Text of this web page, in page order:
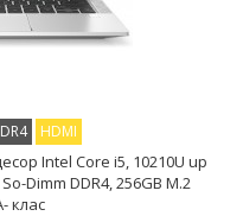
HDMI
Intel Core i5, 10210U up
Dimm DDR4, 256GB M.2
клас